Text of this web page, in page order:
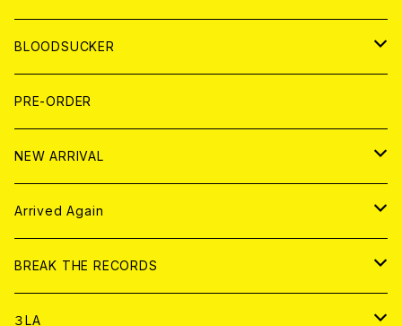
LP
7EP
LP
T-shirt
HOOD
WORLD
T-shirt
HOOD
MAGAZINE
BOLLOCKS
EL ZINE
写真集 (PHOTOBOOK)
BLOODSUCKER
CD
アナログ
アパレル
書籍
DIGITAL CONTENTS
PRE-ORDER
NEW ARRIVAL
CD
アナログ
Arrived Again
CD
アナログ
BREAK THE RECORDS
CD
３LA